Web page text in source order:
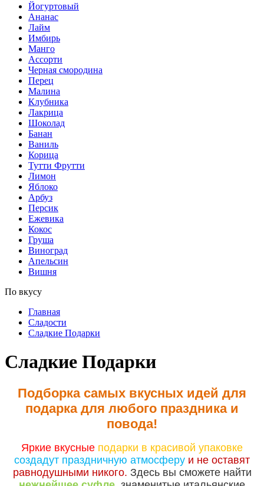
Йогуртовый
Ананас
Лайм
Имбирь
Манго
Ассорти
Черная смородина
Перец
Малина
Клубника
Лакрица
Шоколад
Банан
Ваниль
Корица
Тутти Фрутти
Лимон
Яблоко
Арбуз
Персик
Ежевика
Кокос
Груша
Виноград
Апельсин
Вишня
По вкусу
Главная
Сладости
Сладкие Подарки
Сладкие Подарки
Подборка самых вкусных идей для
подарка для любого праздника и
повода!
Яркие вкусные подарки в красивой упаковке
создадут праздничную атмосферу и не оставят
равнодушными никого. Здесь вы сможете найти